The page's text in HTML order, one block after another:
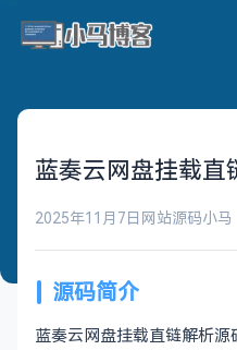
蓝奏云网盘挂载直
2025年11月7日 网站源码小马
源码简介
蓝奏云网盘挂载直链解析